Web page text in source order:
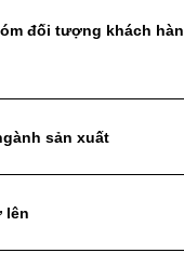
đối tượng khách
sản xuất
lên